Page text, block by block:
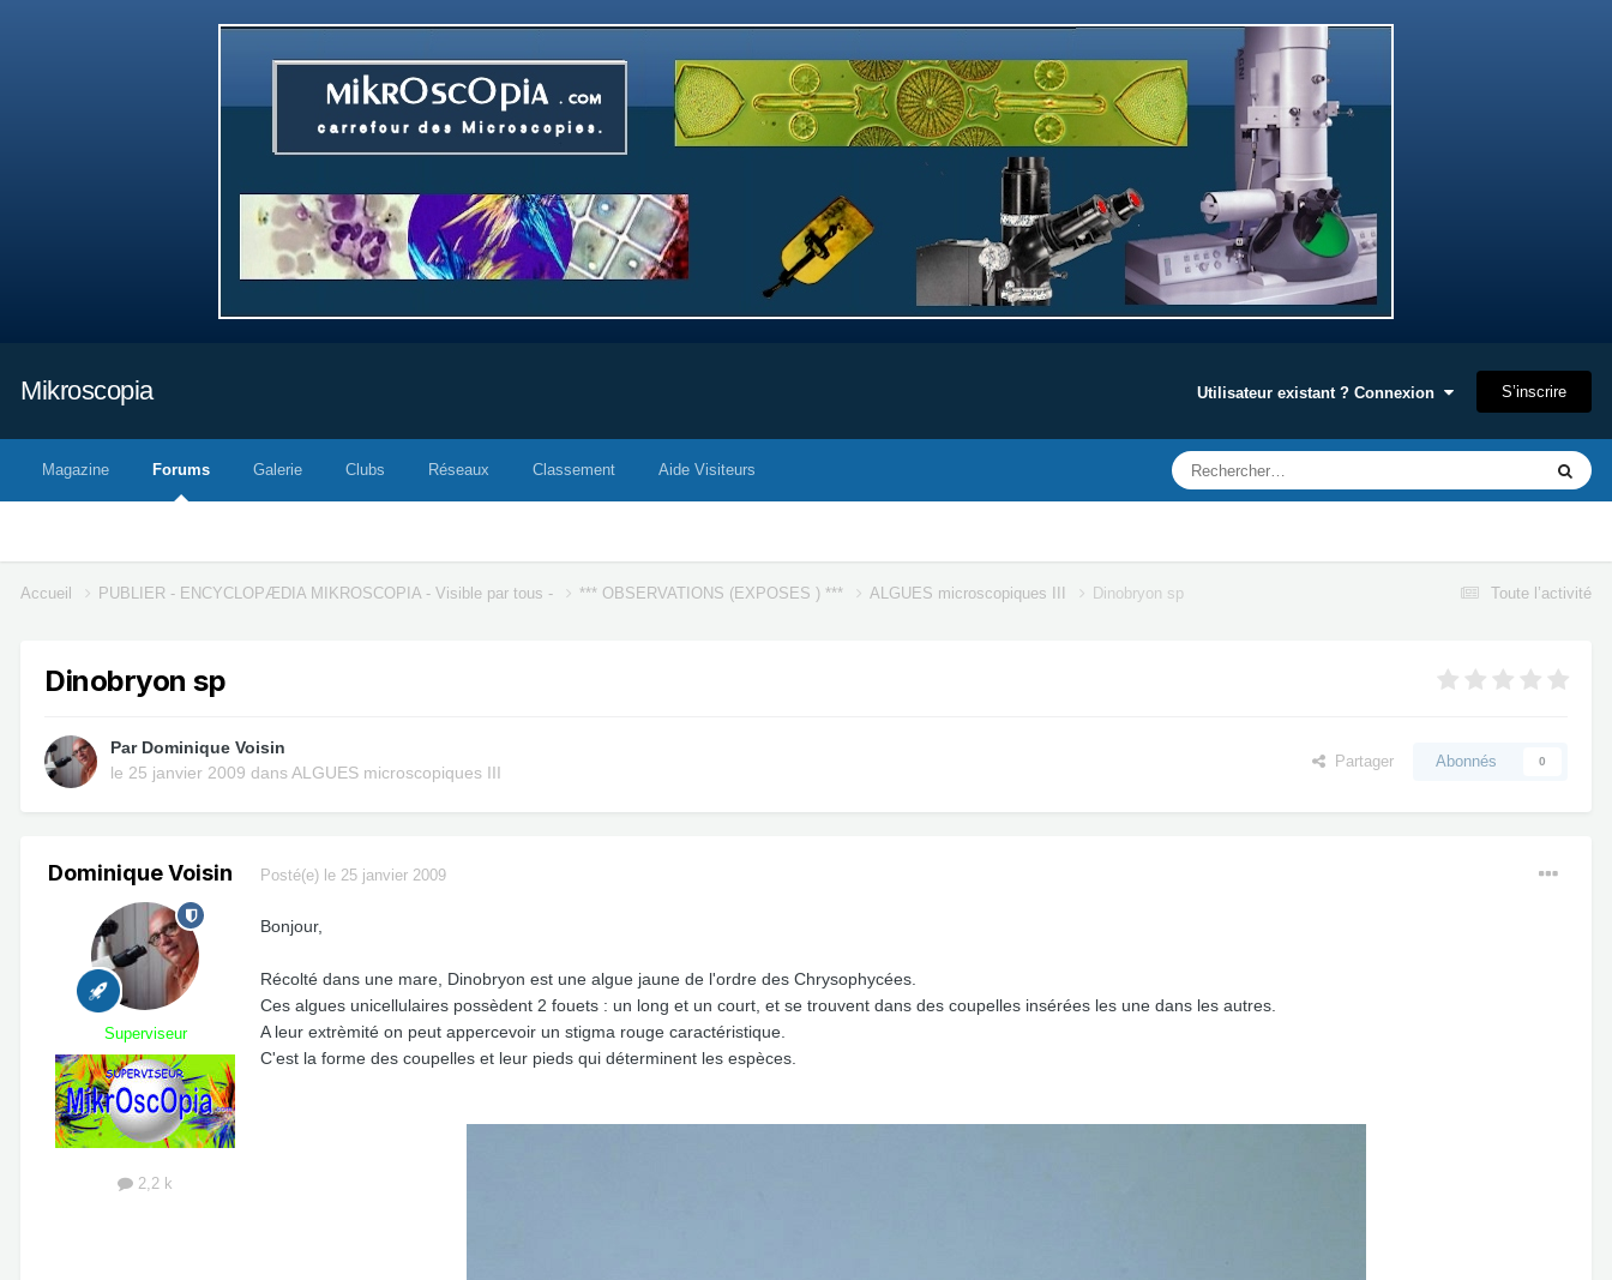
Mikroscopia Utilisateur existant ? Connexion S’inscrire
Magazine Forums Galerie Clubs Réseaux Classement Aide Visiteurs
Toute l’activité
Accueil PUBLIER - ENCYCLOPÆDIA MIKROSCOPIA - Visible par tous - *** OBSERVATIONS (EXPOSES ) *** ALGUES microscopiques III Dinobryon sp
Dinobryon sp
Par Dominique Voisin
le 25 janvier 2009 dansALGUES microscopiques III
Partager Abonnés 0
Dominique Voisin
Superviseur
2,2 k
Posté(e) le 25 janvier 2009
Bonjour,
Récolté dans une mare, Dinobryon est une algue jaune de l'ordre des Chrysophycées.
Ces algues unicellulaires possèdent 2 fouets : un long et un court, et se trouvent dans des coupelles insérées les une dans les autres.
A leur extrèmité on peut appercevoir un stigma rouge caractéristique.
C'est la forme des coupelles et leur pieds qui déterminent les espèces.